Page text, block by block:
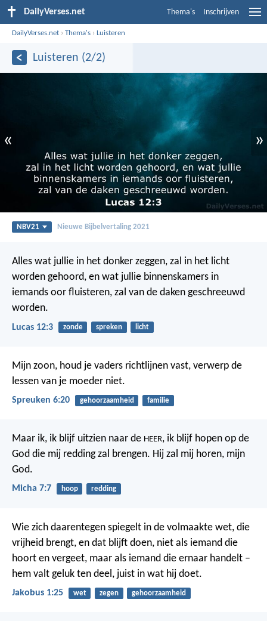
DailyVerses.net Thema's Inschrijven
DailyVerses.net ›Thema's ›Luisteren
Luisteren (2/2)
« »
NBV21 Nieuwe Bijbelvertaling 2021
Alles wat jullie in het donker zeggen, zal in het licht
worden gehoord, en wat jullie binnenskamers in
iemands oor fluisteren, zal van de daken geschreeuwd
worden.
Lucas 12:3 zonde spreken licht
Mijn zoon, houd je vaders richtlijnen vast, verwerp de
lessen van je moeder niet.
Spreuken 6:20 gehoorzaamheid familie
Maar ik, ik blijf uitzien naar de HEER, ik blijf hopen op de
God die mij redding zal brengen. Hij zal mij horen, mijn
God.
Micha 7:7 hoop redding
Wie zich daarentegen spiegelt in de volmaakte wet, die
vrijheid brengt, en dat blijft doen, niet als iemand die
hoort en vergeet, maar als iemand die ernaar handelt –
hem valt geluk ten deel, juist in wat hij doet.
Jakobus 1:25 wet zegen gehoorzaamheid